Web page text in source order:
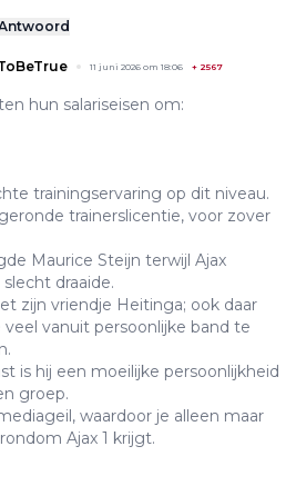
11 juni 2026 om 18:06 + 2567
hun salariseisen om:
trainingservaring op dit niveau.
trainerslicentie, voor zover
Maurice Steijn terwijl Ajax
draaide.
zijn vriendje Heitinga; ook daar
veel vanuit persoonlijke band te
is hij een moeilijke persoonlijkheid
groep.
waardoor je alleen maar
Ajax 1 krijgt.